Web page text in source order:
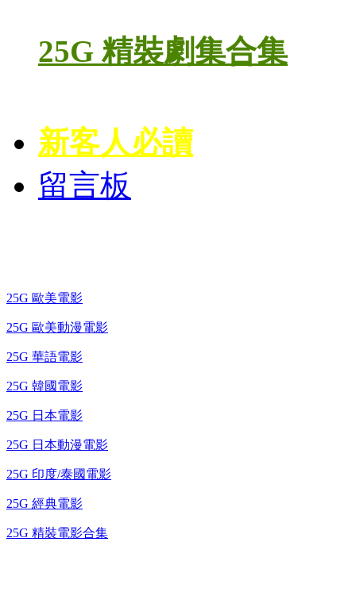
25G 精裝劇集合集
新客人必讀
留言板
25G 歐美電影
25G 歐美動漫電影
25G 華語電影
25G 韓國電影
25G 日本電影
25G 日本動漫電影
25G 印度/泰國電影
25G 經典電影
25G 精裝電影合集